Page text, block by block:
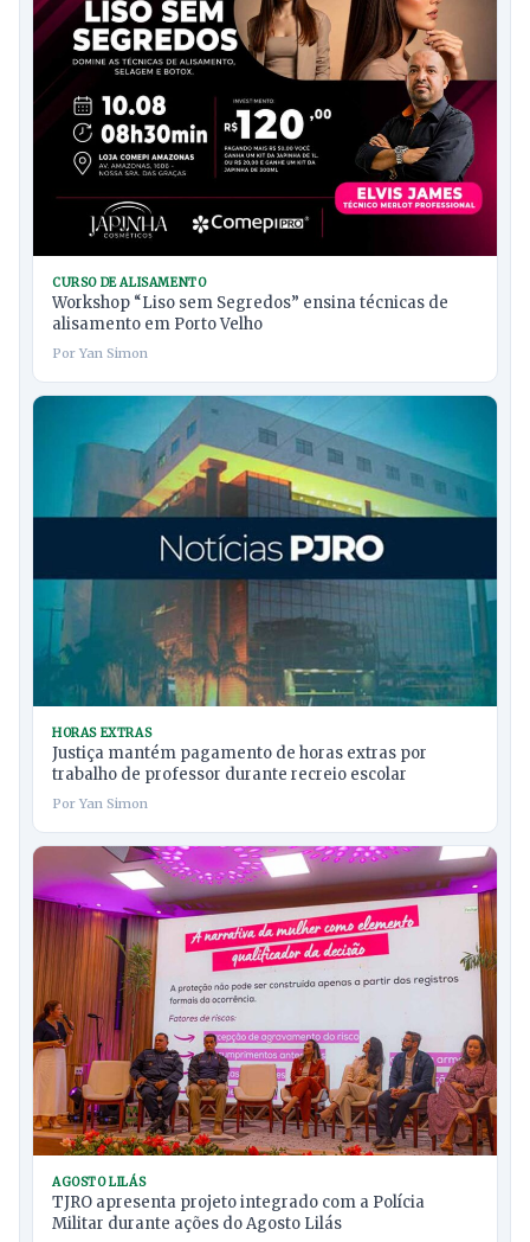
CURSO DE ALISAMENTO
Workshop “Liso sem Segredos” ensina técnicas de
alisamento em Porto Velho
Por Yan Simon
HORAS EXTRAS
Justiça mantém pagamento de horas extras por
trabalho de professor durante recreio escolar
Por Yan Simon
AGOSTO LILÁS
TJRO apresenta projeto integrado com a Polícia
Militar durante ações do Agosto Lilás